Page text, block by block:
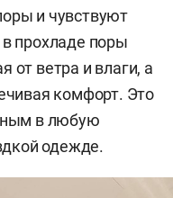
и чувствуют
прохладе поры
от ветра и влаги, а
комфорт. Это
в любую
одежде.